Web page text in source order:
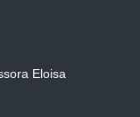
Eloisa